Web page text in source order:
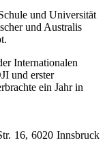
und Universität
und Australis
Internationalen
und erster
ein Jahr in
16, 6020 Innsbruck